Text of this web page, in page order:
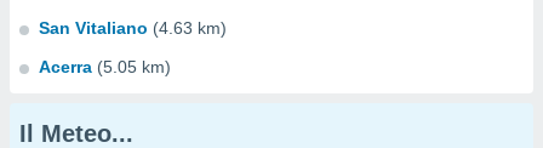
San Vitaliano (4.63 km)
Acerra (5.05 km)
Il Meteo...